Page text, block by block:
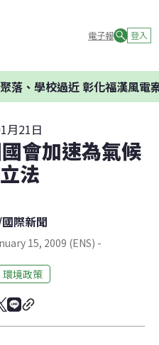
電子報 登入
、學校過近 彰化福漢風電案
月21日
會加速為氣候
法
國際新聞
15, 2009 (ENS) -
環境政策